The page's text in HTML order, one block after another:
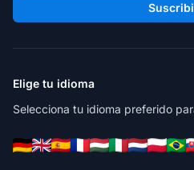
Elige tu idioma
Selecciona tu idioma preferido